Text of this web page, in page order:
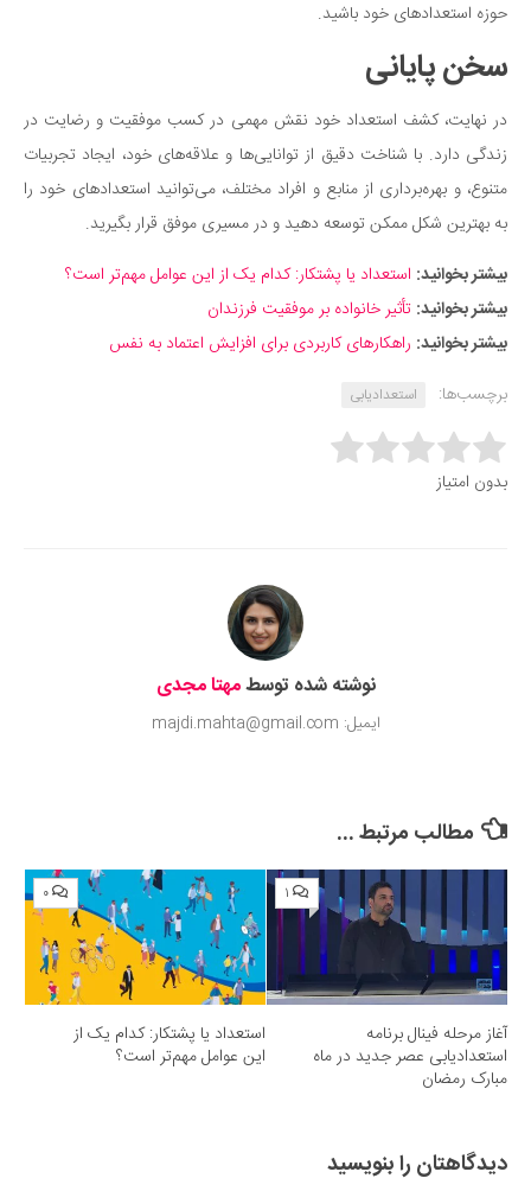
حوزه استعدادهای خود باشید.
سخن پایانی
در نهایت، کشف استعداد خود نقش مهمی در کسب موفقیت و رضایت در
زندگی دارد. با شناخت دقیق از توانایی‌ها و علاقه‌های خود، ایجاد تجربیات
متنوع، و بهره‌برداری از منابع و افراد مختلف، می‌توانید استعدادهای خود را
به بهترین شکل ممکن توسعه دهید و در مسیری موفق قرار بگیرید.
بیشتر بخوانید: استعداد یا پشتکار: کدام یک از این عوامل مهم‌تر است؟
بیشتر بخوانید: تأثیر خانواده بر موفقیت فرزندان
بیشتر بخوانید: راهکارهای کاربردی برای افزایش اعتماد به نفس
برچسب‌ها:
استعدادیابی
Rate this item:
بدون امتیاز
نوشته شده توسطمهتا مجدی
ایمیل: majdi.mahta@gmail.com
مطالب مرتبط ...
۱
آغاز مرحله فینال برنامه
استعدادیابی عصر جدید در ماه
مبارک رمضان
۰
استعداد یا پشتکار: کدام یک از
این عوامل مهم‌تر است؟
دیدگاهتان را بنویسید